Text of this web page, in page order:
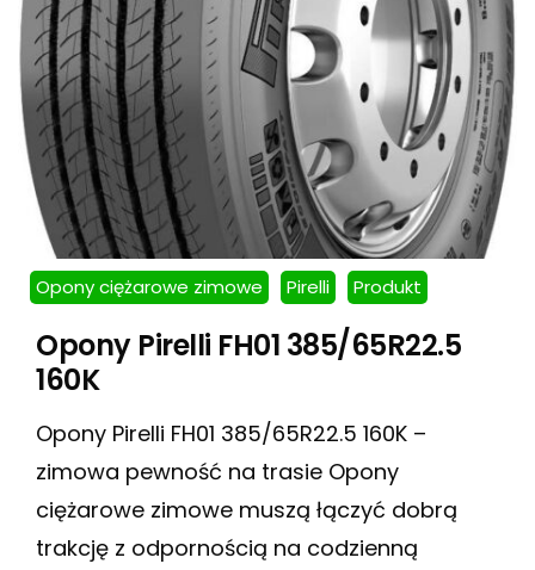
Opony ciężarowe zimowe Pirelli Produkt
Opony Pirelli FH01 385/65R22.5
160K
Opony Pirelli FH01 385/65R22.5 160K –
zimowa pewność na trasie Opony
ciężarowe zimowe muszą łączyć dobrą
trakcję z odpornością na codzienną